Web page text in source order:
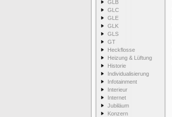
GLB
GLC
GLE
GLK
GLS
GT
Heckflosse
Heizung & Lüftung
Historie
Individualisierung
Infotainment
Interieur
Internet
Jubiläum
Konzern